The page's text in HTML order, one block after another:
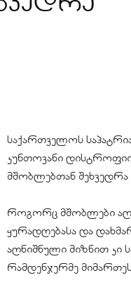
საქართველოს
კუნთოვანი
მშობლებთან შეხვედრა
როგორც მშობლები
ყურადღებასა და
აღნიშნული მიზნით კი
რამდენჯერმე